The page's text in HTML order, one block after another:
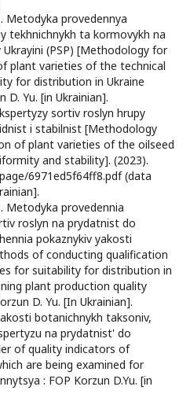
Metodyka provedennya
tekhnichnykh ta kormovykh na
(PSP) [Methodology for
plant varieties of the technical
for distribution in Ukraine
D. Yu. [in Ukrainian].
sortiv roslyn hrupy
i stabilnist [Methodology
of plant varieties of the oilseed
and stability]. (2023).
6971ed5f64ff8.pdf (data
Metodyka provedennia
roslyn na prydatnist do
pokaznykiv yakosti
of conducting qualification
for suitability for distribution in
plant production quality
D. Yu. [In Ukrainian].
botanichnykh taksoniv,
na prydatnist' do
of quality indicators of
are being examined for
: FOP Korzun D.Yu. [in